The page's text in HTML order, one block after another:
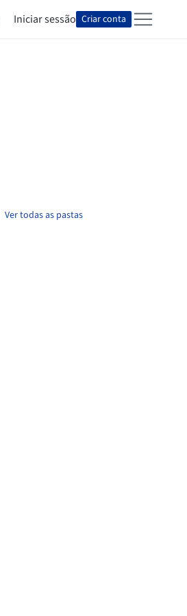
Iniciar sessão Criar conta
Ver todas as pastas